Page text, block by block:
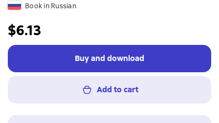
Book in Russian
$6.13
Buy and download
Add to cart